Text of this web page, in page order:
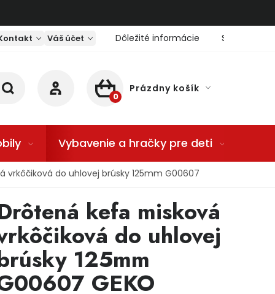
Váš účet Dôležité informácie Servis
NÁKUPNÝ KOŠÍK
Prázdny košík
Vybavenie a hračky pre deti
vrkôčiková do uhlovej brúsky 125mm G00607
kefa misková
do uhlovej
125mm
GEKO